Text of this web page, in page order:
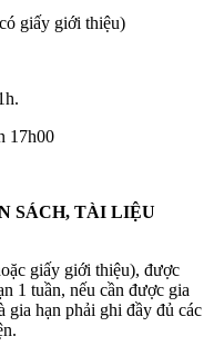
giấy giới thiệu)
17h00
SÁCH, TÀI LIỆU
giấy giới thiệu), được
1 tuần, nếu cần được gia
gia hạn phải ghi đầy đủ các